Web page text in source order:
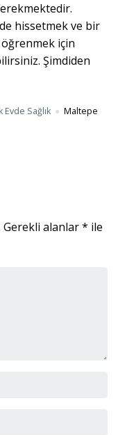
hissetmek ve bir
öğrenmek için
Şimdiden
Evde Sağlık
Maltepe
Gerekli alanlar* ile